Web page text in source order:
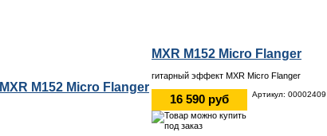
MXR M152 Micro Flanger
гитарный эффект MXR Micro Flanger
16 590 руб Артикул: 00002409